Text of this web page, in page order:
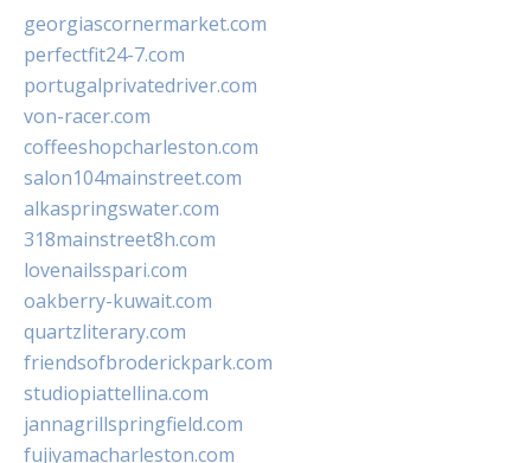
georgiascornermarket.com
perfectfit24-7.com
portugalprivatedriver.com
von-racer.com
coffeeshopcharleston.com
salon104mainstreet.com
alkaspringswater.com
318mainstreet8h.com
lovenailsspari.com
oakberry-kuwait.com
quartzliterary.com
friendsofbroderickpark.com
studiopiattellina.com
jannagrillspringfield.com
fujiyamacharleston.com